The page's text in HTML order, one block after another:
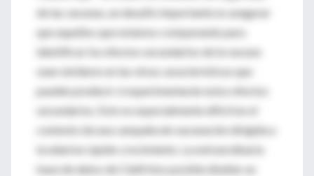
de las vacunas, un desafío importante es asegurar
que aquellos que estamos comparando para
identificar los efectos secundarios de la vacuna
sean similares en las otras características que
pueden predecir si experimentarán estos efectos
secundarios. Esto es especialmente difícil en el
contexto de una campaña de vacunación dirigida a
la edad en rápido crecimiento. La extraordinaria
base de datos de Clalit hizo posible diseñar un